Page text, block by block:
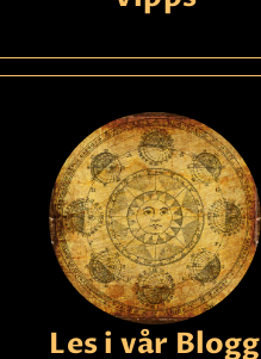
Les i vår Blogg